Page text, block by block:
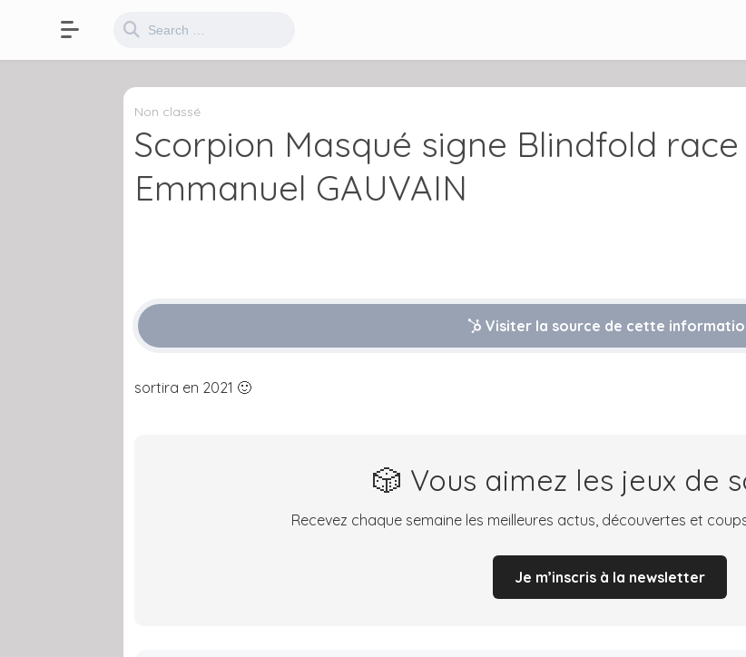
Non classé
Scorpion Masqué signe Blindfold
Emmanuel GAUVAIN
Visiter la source de cette
sortira en 2021 🙂
🎲 Vous aimez les jeux de
Recevez chaque semaine les meilleures actus, découvertes et
Je m’inscris à la newsletter